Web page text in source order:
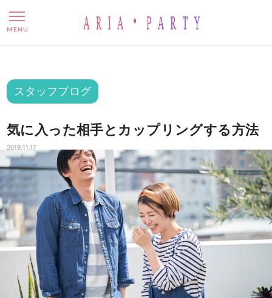
気に入った相手とカップリン
MENU
スタッフブログ
気に入った相手とカップリングする方法
2019.11.17